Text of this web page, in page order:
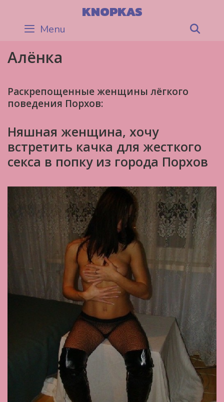
content
KNOPKAS
Menu
Алёнка
Раскрепощенные женщины лёгкого
поведения Порхов:
Няшная женщина, хочу
встретить качка для жесткого
секса в попку из города Порхов